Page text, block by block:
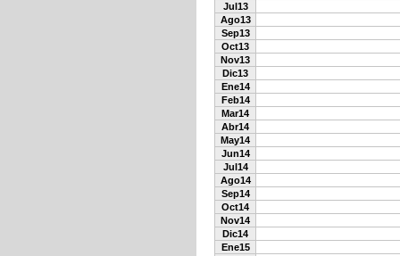
Jul13
Ago13
Sep13
Oct13
Nov13
Dic13
Ene14
Feb14
Mar14
Abr14
May14
Jun14
Jul14
Ago14
Sep14
Oct14
Nov14
Dic14
Ene15